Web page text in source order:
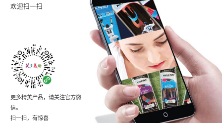
欢迎扫一扫
更多精美产品，请关注官方微
信。
扫一扫，有惊喜